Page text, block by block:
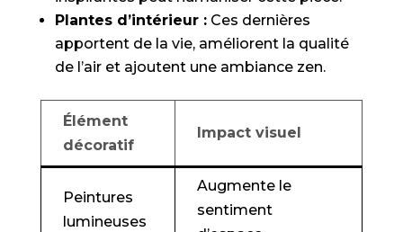
Plantes d’intérieur :Ces dernières
apportent de la vie, améliorent la qualité
de l’air et ajoutent une ambiance zen.
Élément
décoratif
Impact visuel
Peintures
lumineuses
Augmente le
sentiment